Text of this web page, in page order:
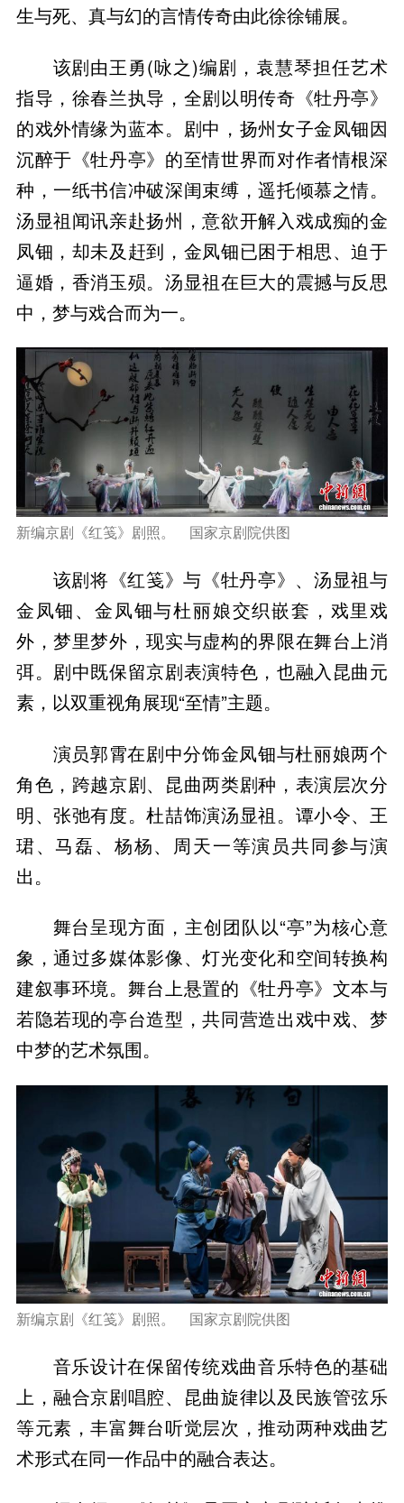
生与死、真与幻的言情传奇由此徐徐铺展。
该剧由王勇(咏之)编剧，袁慧琴担任艺术
指导，徐春兰执导，全剧以明传奇《牡丹亭》
的戏外情缘为蓝本。剧中，扬州女子金凤钿因
沉醉于《牡丹亭》的至情世界而对作者情根深
种，一纸书信冲破深闺束缚，遥托倾慕之情。
汤显祖闻讯亲赴扬州，意欲开解入戏成痴的金
凤钿，却未及赶到，金凤钿已困于相思、迫于
逼婚，香消玉殒。汤显祖在巨大的震撼与反思
中，梦与戏合而为一。
新编京剧《红笺》剧照。 国家京剧院供图
该剧将《红笺》与《牡丹亭》、汤显祖与
金凤钿、金凤钿与杜丽娘交织嵌套，戏里戏
外，梦里梦外，现实与虚构的界限在舞台上消
弭。剧中既保留京剧表演特色，也融入昆曲元
素，以双重视角展现“至情”主题。
演员郭霄在剧中分饰金凤钿与杜丽娘两个
角色，跨越京剧、昆曲两类剧种，表演层次分
明、张弛有度。杜喆饰演汤显祖。谭小令、王
珺、马磊、杨杨、周天一等演员共同参与演
出。
舞台呈现方面，主创团队以“亭”为核心意
象，通过多媒体影像、灯光变化和空间转换构
建叙事环境。舞台上悬置的《牡丹亭》文本与
若隐若现的亭台造型，共同营造出戏中戏、梦
中梦的艺术氛围。
新编京剧《红笺》剧照。 国家京剧院供图
音乐设计在保留传统戏曲音乐特色的基础
上，融合京剧唱腔、昆曲旋律以及民族管弦乐
等元素，丰富舞台听觉层次，推动两种戏曲艺
术形式在同一作品中的融合表达。